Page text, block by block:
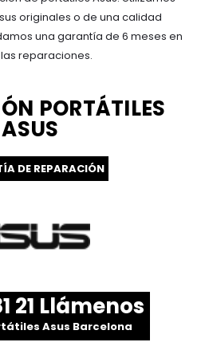
originales o de una calidad
una garantía de 6 meses en
reparaciones.
PORTÁTILES
ASUS
DE REPARACIÓN
21 Llámenos
Asus Barcelona